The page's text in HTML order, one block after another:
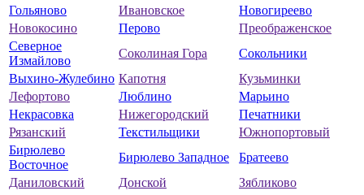
Гольяново
Ивановское
Новогиреево
Новокосино
Перово
Преображенское
Северное
Измайлово
Соколиная Гора
Сокольники
Выхино-Жулебино Капотня
Кузьминки
Лефортово
Люблино
Марьино
Некрасовка
Нижегородский
Печатники
Рязанский
Текстильщики
Южнопортовый
Бирюлево
Восточное
Бирюлево Западное
Братеево
Даниловский
Донской
Зябликово